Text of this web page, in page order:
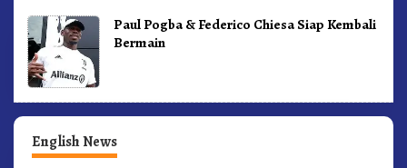
Paul Pogba & Federico Chiesa Siap Kembali
Bermain
English News